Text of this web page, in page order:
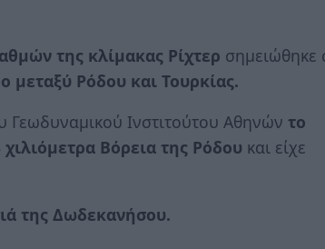
της κλίμακας Ρίχτερ σημειώθηκε
μεταξύ Ρόδου και Τουρκίας.
Ινστιτούτου Αθηνών το
Βόρεια της Ρόδου και είχε
της Δωδεκανήσου.